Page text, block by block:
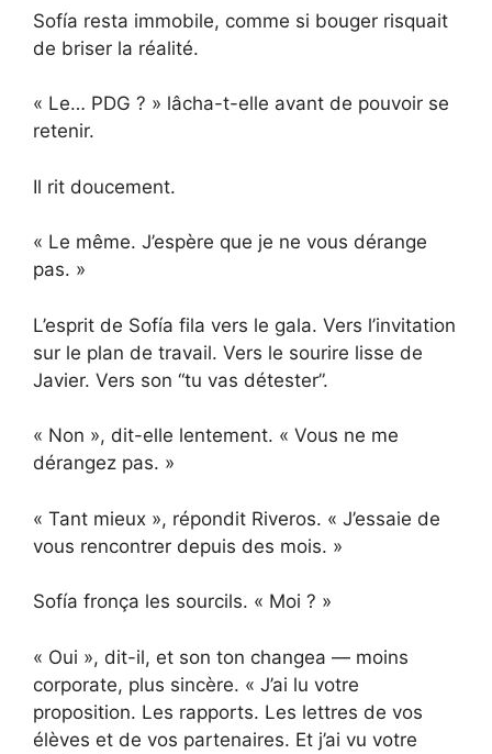
Sofía resta immobile, comme si bouger risquait
de briser la réalité.
« Le… PDG ? » lâcha-t-elle avant de pouvoir se
retenir.
Il rit doucement.
« Le même. J’espère que je ne vous dérange
pas. »
L’esprit de Sofía fila vers le gala. Vers l’invitation
sur le plan de travail. Vers le sourire lisse de
Javier. Vers son “tu vas détester”.
« Non », dit-elle lentement. « Vous ne me
dérangez pas. »
« Tant mieux », répondit Riveros. « J’essaie de
vous rencontrer depuis des mois. »
Sofía fronça les sourcils. « Moi ? »
« Oui », dit-il, et son ton changea — moins
corporate, plus sincère. « J’ai lu votre
proposition. Les rapports. Les lettres de vos
élèves et de vos partenaires. Et j’ai vu votre